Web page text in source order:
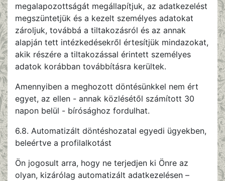
megalapozottságát megállapítjuk, az adatkezelést
megszüntetjük és a kezelt személyes adatokat
zároljuk, továbbá a tiltakozásról és az annak
alapján tett intézkedésekről értesítjük mindazokat,
akik részére a tiltakozással érintett személyes
adatok korábban továbbításra kerültek.
Amennyiben a meghozott döntésünkkel nem ért
egyet, az ellen - annak közlésétől számított 30
napon belül - bírósághoz fordulhat.
6.8. Automatizált döntéshozatal egyedi ügyekben,
beleértve a profilalkotást
Ön jogosult arra, hogy ne terjedjen ki Önre az
olyan, kizárólag automatizált adatkezelésen –